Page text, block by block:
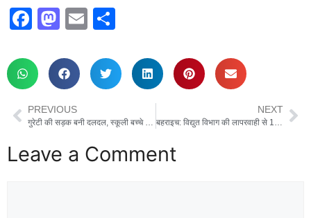
F
c
e
b
o
o
M
st
o
d
o
n
E
ail ar
e
PREVIOUS NEXT
Leave a Comment